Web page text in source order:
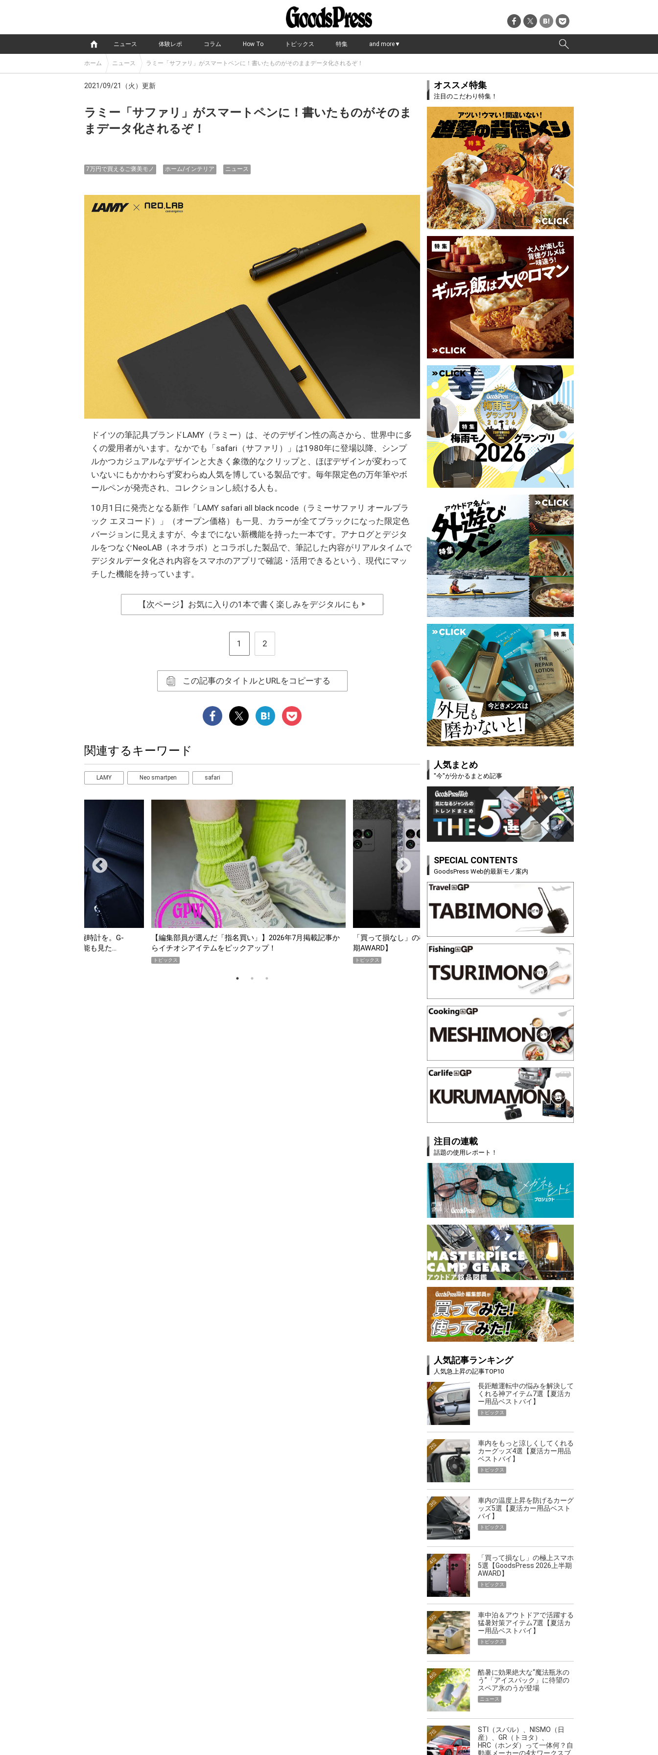
ニュース 体験レポ コラム How To トピックス 特集 and more▼
ホーム ニュース ラミー「サファリ」がスマートペンに！書いたものがそのままデータ化されるぞ！
2021/09/21（火）更新
ラミー「サファリ」がスマートペンに！書いたものがそのま
まデータ化されるぞ！
7万円で買えるご褒美モノ ホーム/インテリア ニュース
ドイツの筆記具ブランドLAMY（ラミー）は、そのデザイン性の高さから、世界中に多
くの愛用者がいます。なかでも「safari（サファリ）」は1980年に登場以降、シンプ
ルかつカジュアルなデザインと大きく象徴的なクリップと、ほぼデザインが変わって
いないにもかかわらず変わらぬ人気を博している製品です。毎年限定色の万年筆やボ
ールペンが発売され、コレクションし続ける人も。
10月1日に発売となる新作「LAMY safari all black ncode（ラミーサファリ オールブラ
ック エヌコード）」（オープン価格）も一見、カラーが全てブラックになった限定色
バージョンに見えますが、今までにない新機能を持った一本です。アナログとデジタ
ルをつなぐNeoLAB（ネオラボ）とコラボした製品で、筆記した内容がリアルタイムで
デジタルデータ化され内容をスマホのアプリで確認・活用できるという、現代にマッ
チした機能を持っています。
【次ページ】お気に入りの1本で書く楽しみをデジタルにも ▶
1 2
この記事のタイトルとURLをコピーする
関連するキーワード
LAMY Neo smartpen safari
【編集部員が選んだ「指名買い」】2026年7月掲載記事か
らイチオシアイテムをピックアップ！
「買って損なし」の極上スマホ5選【GoodsPress 2026上半
期AWARD】
薄着になる季節の夏こそ“映える”タフな腕時計を。G-
SHOCK「GRAVITYMASTER」は本当に機能も見た…
オススメ特集
注目のこだわり特集！
人気まとめ
"今"が分かるまとめ記事
SPECIAL CONTENTS
GoodsPress Web的最新モノ案内
注目の連載
話題の使用レポート！
人気記事ランキング
人気急上昇の記事TOP10
長距離運転中の悩みを解決して
くれる神アイテム7選【夏活カ
ー用品ベストバイ】
1位
トピックス
車内をもっと涼しくしてくれる
カーグッズ4選【夏活カー用品
ベストバイ】
2位
トピックス
車内の温度上昇を防げるカーグ
ッズ5選【夏活カー用品ベスト
バイ】
3位
トピックス
「買って損なし」の極上スマホ
5選【GoodsPress 2026上半期
AWARD】
4位
トピックス
車中泊＆アウトドアで活躍する
猛暑対策アイテム7選【夏活カ
ー用品ベストバイ】
5位
トピックス
酷暑に効果絶大な“魔法瓶氷の
う”「アイスパック」に待望の
スペア氷のうが登場
6位
ニュース
STI（スバル）、NISMO（日
産）、GR（トヨタ）、
HRC（ホンダ）って一体何？自
動車メーカーの4大ワークスブ
7位